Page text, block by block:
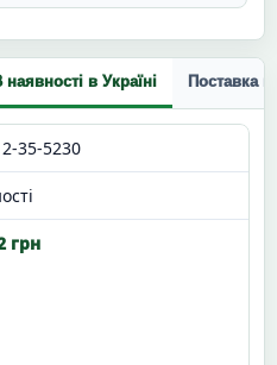
наявності в Україні Поставка
35-5230
грн